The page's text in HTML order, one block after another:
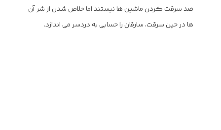
ضد سرقت کردن ماشین ها نیستند اما خلاص شدن از شر آن
ها در حین سرقت، سارقان را حسابی به دردسر می اندازد.